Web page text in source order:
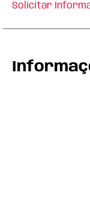
Solicitar